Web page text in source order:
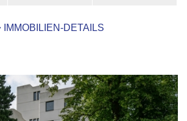
IMMOBILIEN-DETAILS